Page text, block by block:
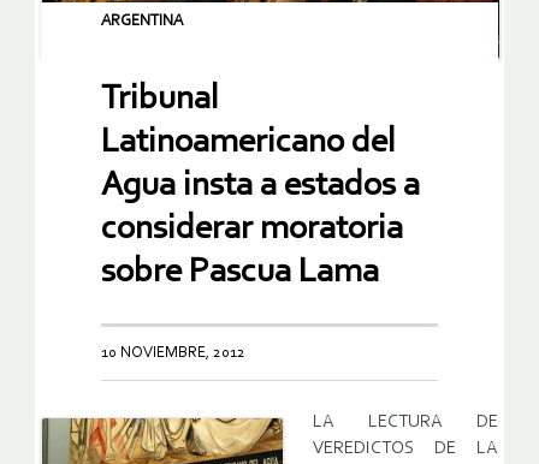
ARGENTINA
Tribunal
Latinoamericano del
Agua insta a estados a
considerar moratoria
sobre Pascua Lama
10 NOVIEMBRE, 2012
LA LECTURA DE
VEREDICTOS DE LA